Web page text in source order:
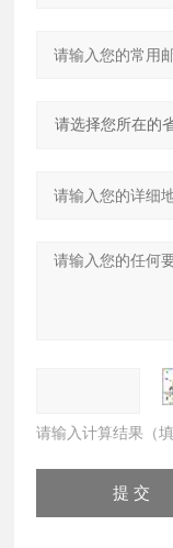
请输入计算结果（